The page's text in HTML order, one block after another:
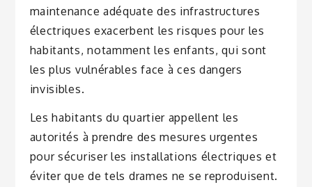
maintenance adéquate des infrastructures
électriques exacerbent les risques pour les
habitants, notamment les enfants, qui sont
les plus vulnérables face à ces dangers
invisibles.
Les habitants du quartier appellent les
autorités à prendre des mesures urgentes
pour sécuriser les installations électriques et
éviter que de tels drames ne se reproduisent.